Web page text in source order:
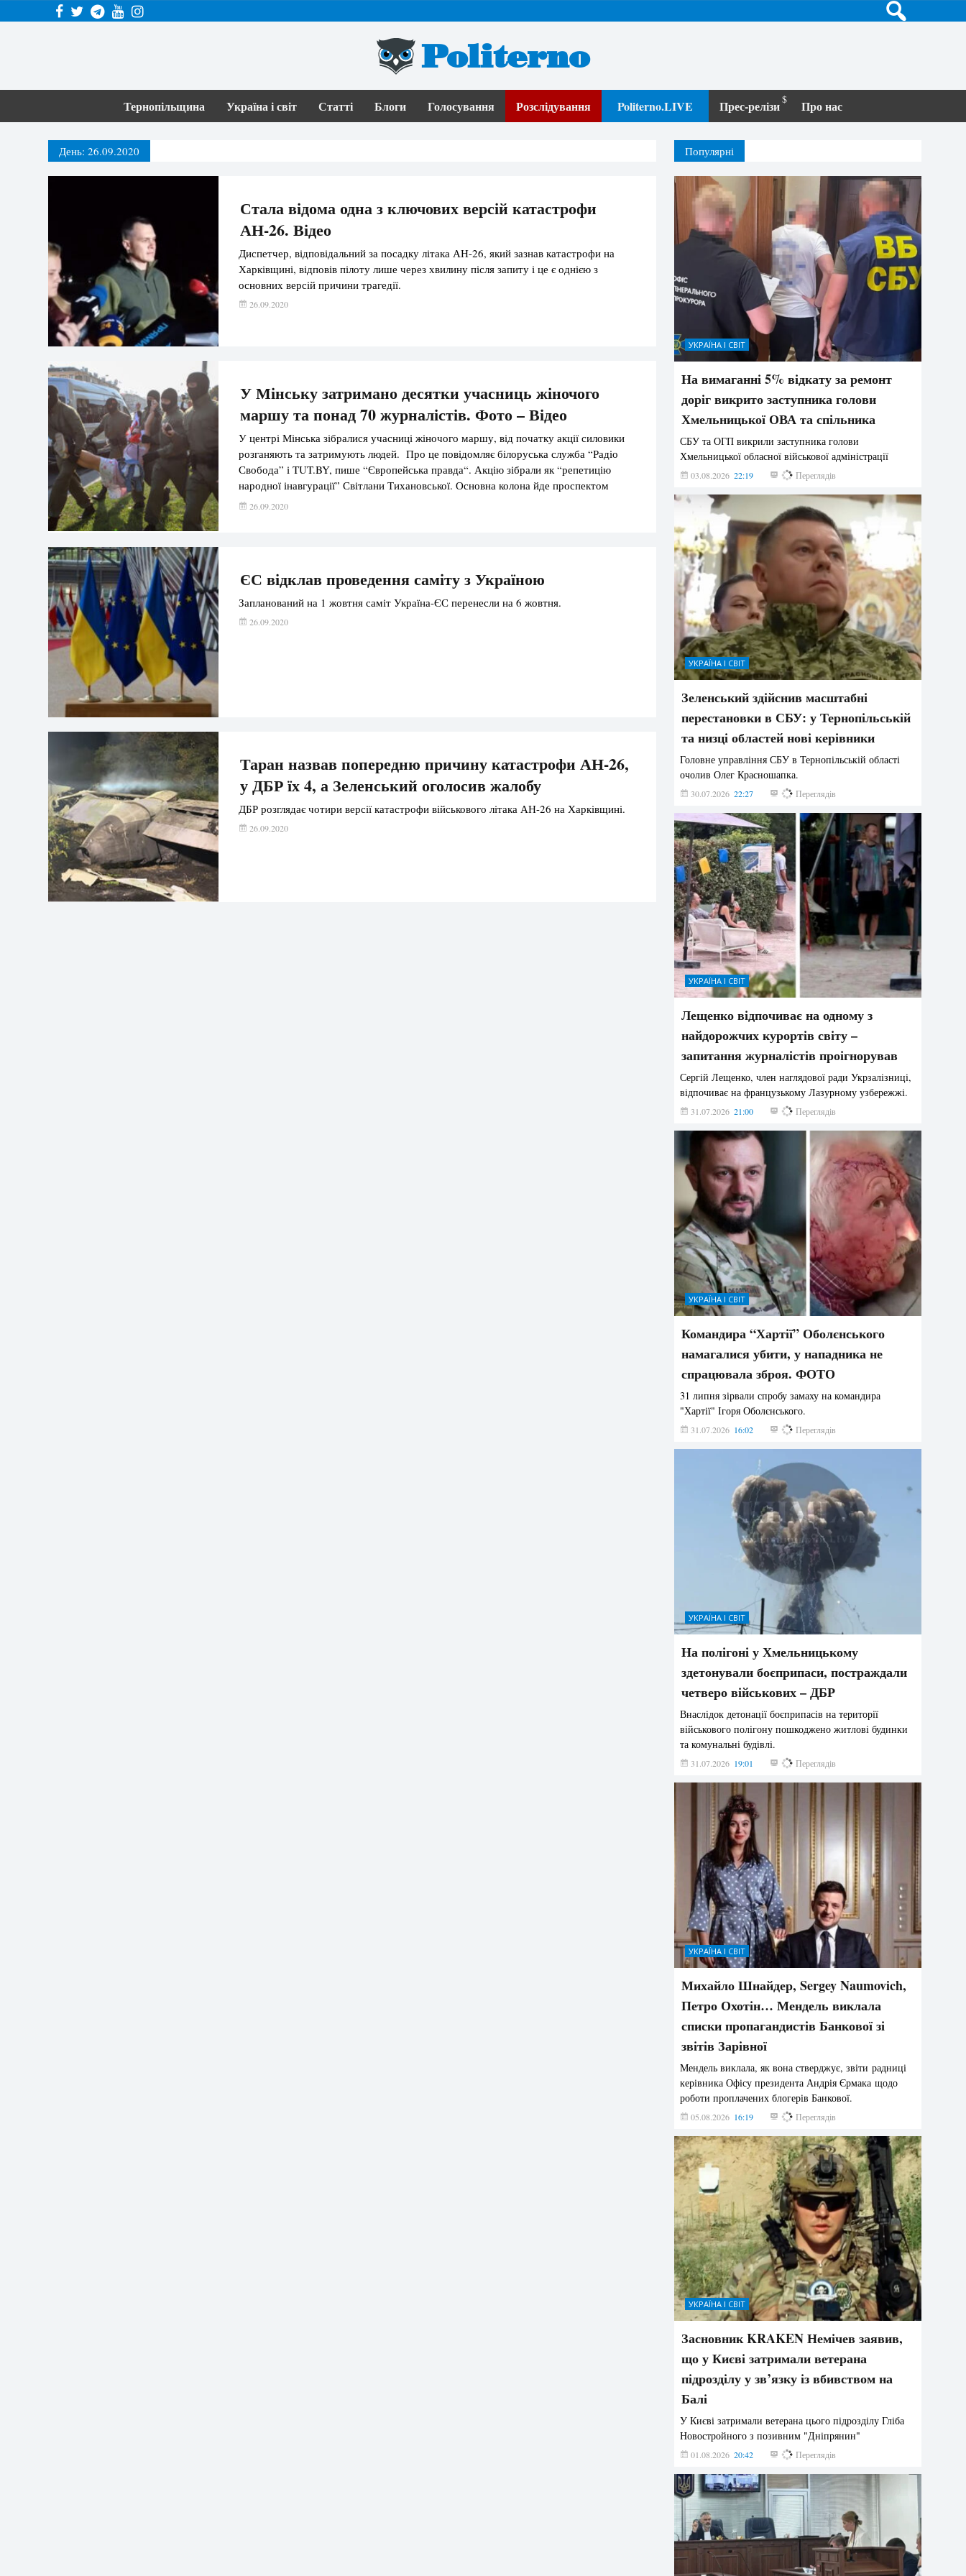
Politerno
Тернопільщина Україна і світ Статті Блоги Голосування Розслідування Politerno.LIVE Прес-релізи Про нас
День: 26.09.2020
Стала відома одна з ключових версій катастрофи
АН-26. Відео
Диспетчер, відповідальний за посадку літака АН-26, який зазнав катастрофи на
Харківщині, відповів пілоту лише через хвилину після запиту і це є однією з
основних версій причини трагедії.
26.09.2020
У Мінську затримано десятки учасниць жіночого
маршу та понад 70 журналістів. Фото – Відео
У центрі Мінська зібралися учасниці жіночого маршу, від початку акції силовики
розганяють та затримують людей. Про це повідомляє білоруська служба “Радіо
Свобода” і TUT.BY, пише “Європейська правда“. Акцію зібрали як “репетицію
народної інавгурації” Світлани Тихановської. Основна колона йде проспектом
Незалежності, туди сходяться люди з прилеглих районів. У різних місцях силовики
26.09.2020
ЄС відклав проведення саміту з Україною
Запланований на 1 жовтня саміт Україна-ЄС перенесли на 6 жовтня.
26.09.2020
Таран назвав попередню причину катастрофи АН-26,
у ДБР їх 4, а Зеленський оголосив жалобу
ДБР розглядає чотири версії катастрофи військового літака АН-26 на Харківщині.
26.09.2020
Популярні
УКРАЇНА І СВІТ
На вимаганні 5% відкату за ремонт
доріг викрито заступника голови
Хмельницької ОВА та спільника
СБУ та ОГП викрили заступника голови
Хмельницької обласної військової адміністрації
03.08.2026 22:19 835 Переглядів
УКРАЇНА І СВІТ
Зеленський здійснив масштабні
перестановки в СБУ: у Тернопільській
та низці областей нові керівники
Головне управління СБУ в Тернопільській області
очолив Олег Красношапка.
30.07.2026 22:27 624 Переглядів
УКРАЇНА І СВІТ
Лещенко відпочиває на одному з
найдорожчих курортів світу –
запитання журналістів проігнорував
Сергій Лещенко, член наглядової ради Укрзалізниці,
відпочиває на французькому Лазурному узбережжі.
31.07.2026 21:00 201 Переглядів
УКРАЇНА І СВІТ
Командира “Хартії” Оболєнського
намагалися убити, у нападника не
спрацювала зброя. ФОТО
31 липня зірвали спробу замаху на командира
"Хартії" Ігоря Оболєнського.
31.07.2026 16:02 185 Переглядів
УКРАЇНА І СВІТ
На полігоні у Хмельницькому
здетонували боєприпаси, постраждали
четверо військових – ДБР
Внаслідок детонації боєприпасів на території
військового полігону пошкоджено житлові будинки
та комунальні будівлі.
31.07.2026 19:01 178 Переглядів
УКРАЇНА І СВІТ
Михайло Шнайдер, Sergey Naumovich,
Петро Охотін… Мендель виклала
списки пропагандистів Банкової зі
звітів Зарівної
Мендель виклала, як вона стверджує, звіти радниці
керівника Офісу президента Андрія Єрмака щодо
роботи проплачених блогерів Банкової.
05.08.2026 16:19 170 Переглядів
УКРАЇНА І СВІТ
Засновник KRAKEN Немічев заявив,
що у Києві затримали ветерана
підрозділу у зв’язку із вбивством на
Балі
У Києві затримали ветерана цього підрозділу Гліба
Новостройного з позивним "Дніпрянин"
01.08.2026 20:42 169 Переглядів